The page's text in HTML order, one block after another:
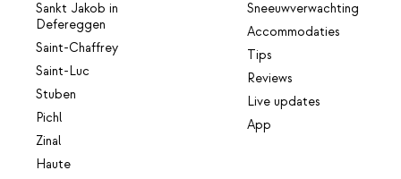
Sankt Jakob in
Defereggen
Saint-Chaffrey
Saint-Luc
Stuben
Pichl
Zinal
Haute
Sneeuwverwachting
Accommodaties
Tips
Reviews
Live updates
App